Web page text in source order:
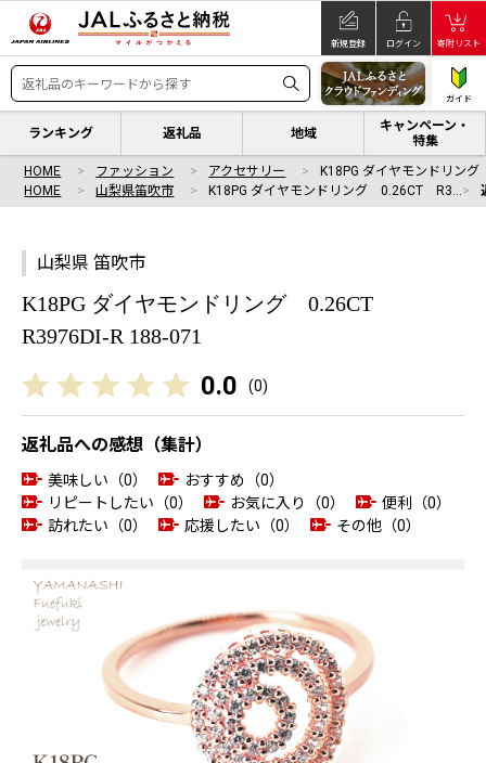
新規登録 ログイン 寄附リスト
ガイド
ランキング 返礼品 地域
キャンペーン・
特集
HOME ファッション アクセサリー
K18PG ダイヤモンドリ
HOME
山梨県笛吹市 K18PG ダイヤモンドリング 0.26CT R3…
山梨県 笛吹市
K18PG ダイヤモンドリング 0.26CT
R3976DI-R 188-071
0.0 (0)
返礼品への感想（集計）
美味しい（0）
おすすめ（0）
リピートしたい（0）
お気に入り（0）
便利（0）
訪れたい（0）
応援したい（0） その他（0）